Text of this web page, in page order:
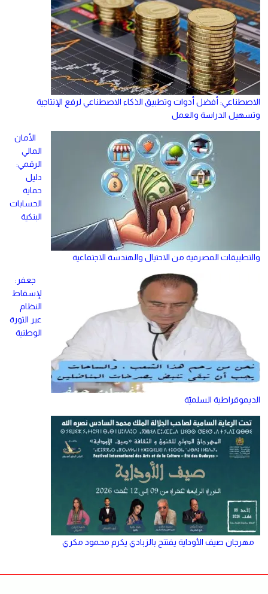
الاصطناعي: أفضل أدوات وتطبيق الذكاء الاصطناعي لرفع الإنتاجية
وتسهيل الدراسة والعمل
الأمان
المالي
الرقمي:
دليل
حماية
الحسابات
البنكية
والتطبيقات المصرفية من الاحتيال والهندسة الاجتماعية
جعفر:
لإسقاط
النظام
عبر الثورة
الوطنية
الديموقراطية السلميّة
مهرجان صيف الأوداية يفتتح بالزبادي يكرم محمود مكري